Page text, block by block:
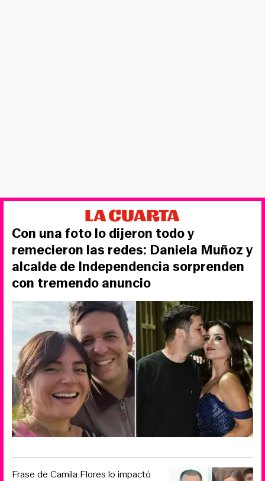
Con una foto lo dijeron todo y
remecieron las redes: Daniela Muñoz y
alcalde de Independencia sorprenden
con tremendo anuncio
Frase de Camila Flores lo impactó